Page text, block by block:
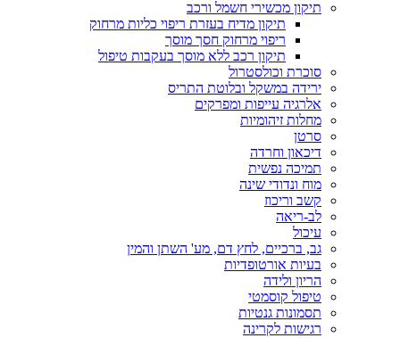
תיקון מכשירי חשמל ורכב
תיקון מדיח בעזרת ריפוי כליות מרחוק
ריפוי מרחוק חסך מוסך
תיקון רכב ללא מוסך בעקבות טיפול
סוכרת וכולסטרול
ירידה במשקל ובלוטת התריס
אלרגיה עייפות ומפרקים
מחלות זיהומיות
סרטן
דיכאון וחרדה
תמיכה נפשית
מוח ונדודי שינה
קשב וריכוז
לב-ריאה
עיכול
גב, ברכיים, לחץ דם, מע' השתן והמין
בעיות אורטופדיות
הריון ולידה
טיפול קוסמטי
תסמונות גנטיות
רגישות לקרינה